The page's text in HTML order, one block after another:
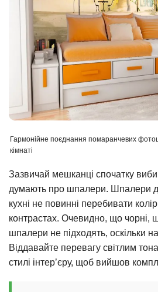
Гармонійне поєднання помаранчевих
кімнаті
Зазвичай мешканці спочатку
думають про шпалери. Шпалери
кухні не повинні перебивати
контрастах. Очевидно, що чорні,
шпалери не підходять, оскільки
Віддавайте перевагу світлим
стилі інтер’єру, щоб вийшов